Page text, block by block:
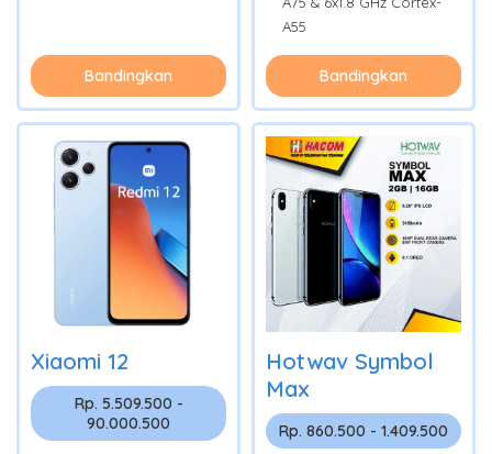
Bandingkan
A55
Bandingkan
Xiaomi 12
Rp. 5.509.500 -
90.000.500
Hotwav Symbol
Max
Rp. 860.500 - 1.409.500